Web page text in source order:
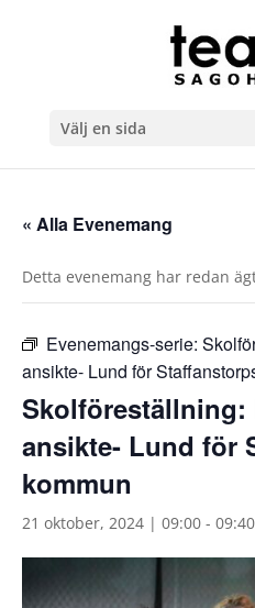
Välj en sida
« Alla Evenemang
Detta evenemang har redan
Evenemangs-serie:
ansikte- Lund för
Skolföreställning:
ansikte- Lund för
kommun
21 oktober, 2024 | 09:00 - 09:40